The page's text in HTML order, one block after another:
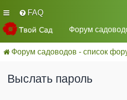
FAQ
Форум
Форум садоводов - список
Выслать пароль